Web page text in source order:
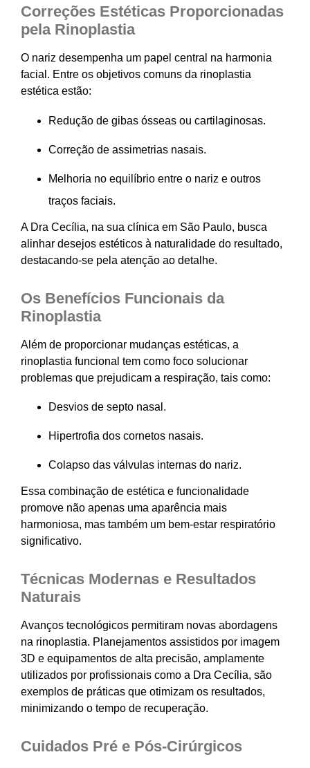
Correções Estéticas Proporcionadas
pela Rinoplastia
O nariz desempenha um papel central na harmonia
facial. Entre os objetivos comuns da rinoplastia
estética estão:
Redução de gibas ósseas ou cartilaginosas.
Correção de assimetrias nasais.
Melhoria no equilíbrio entre o nariz e outros
traços faciais.
A Dra Cecília, na sua clínica em São Paulo, busca
alinhar desejos estéticos à naturalidade do resultado,
destacando-se pela atenção ao detalhe.
Os Benefícios Funcionais da
Rinoplastia
Além de proporcionar mudanças estéticas, a
rinoplastia funcional tem como foco solucionar
problemas que prejudicam a respiração, tais como:
Desvios de septo nasal.
Hipertrofia dos cornetos nasais.
Colapso das válvulas internas do nariz.
Essa combinação de estética e funcionalidade
promove não apenas uma aparência mais
harmoniosa, mas também um bem-estar respiratório
significativo.
Técnicas Modernas e Resultados
Naturais
Avanços tecnológicos permitiram novas abordagens
na rinoplastia. Planejamentos assistidos por imagem
3D e equipamentos de alta precisão, amplamente
utilizados por profissionais como a Dra Cecília, são
exemplos de práticas que otimizam os resultados,
minimizando o tempo de recuperação.
Cuidados Pré e Pós-Cirúrgicos